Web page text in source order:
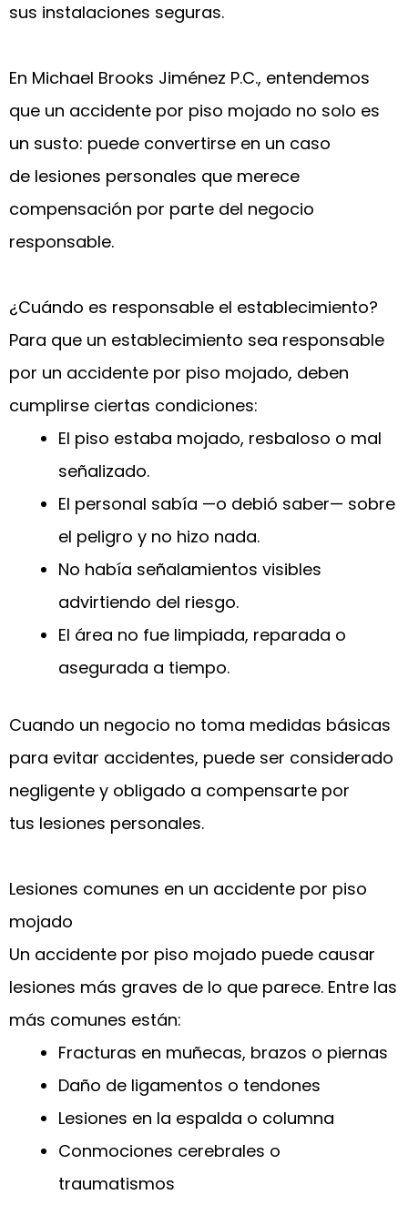
sus instalaciones seguras.
En Michael Brooks Jiménez P.C., entendemos
que un accidente por piso mojado no solo es
un susto: puede convertirse en un caso
de lesiones personales que merece
compensación por parte del negocio
responsable.
¿Cuándo es responsable el establecimiento?
Para que un establecimiento sea responsable
por un accidente por piso mojado, deben
cumplirse ciertas condiciones:
El piso estaba mojado, resbaloso o mal
señalizado.
El personal sabía —o debió saber— sobre
el peligro y no hizo nada.
No había señalamientos visibles
advirtiendo del riesgo.
El área no fue limpiada, reparada o
asegurada a tiempo.
Cuando un negocio no toma medidas básicas
para evitar accidentes, puede ser considerado
negligente y obligado a compensarte por
tus lesiones personales.
Lesiones comunes en un accidente por piso
mojado
Un accidente por piso mojado puede causar
lesiones más graves de lo que parece. Entre las
más comunes están:
Fracturas en muñecas, brazos o piernas
Daño de ligamentos o tendones
Lesiones en la espalda o columna
Conmociones cerebrales o
traumatismos